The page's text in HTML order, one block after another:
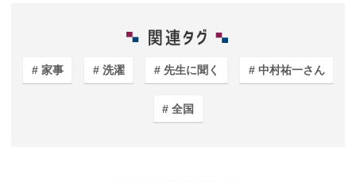
家事 洗濯 先生に聞く 中村祐一さん
全国